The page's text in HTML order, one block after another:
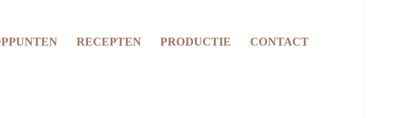
RECEPTEN PRODUCTIE CONTACT